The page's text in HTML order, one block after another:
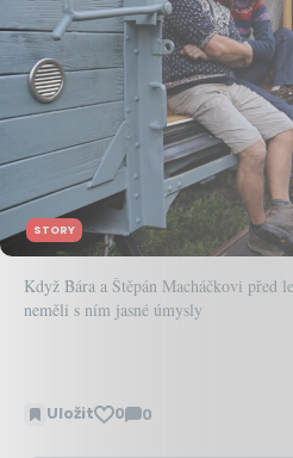
STORY
Když Bára a Štěpán Macháčkovi před
neměli s ním jasné úmysly
Uložit 0 0
Zobrazit